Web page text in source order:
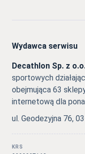
Wydawca serwisu
Decathlon Sp. z
sportowych
obejmująca 63
internetową dla
ul. Geodezyjna 76,
KRS